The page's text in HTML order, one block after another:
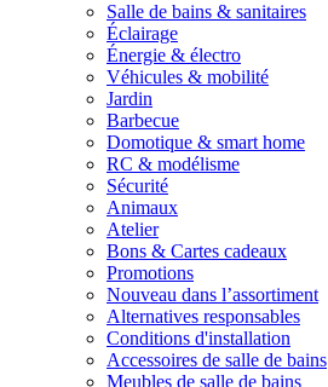
Salle de bains & sanitaires
Éclairage
Énergie & électro
Véhicules & mobilité
Jardin
Barbecue
Domotique & smart home
RC & modélisme
Sécurité
Animaux
Atelier
Bons & Cartes cadeaux
Promotions
Nouveau dans l’assortiment
Alternatives responsables
Conditions d'installation
Accessoires de salle de bains
Meubles de salle de bains